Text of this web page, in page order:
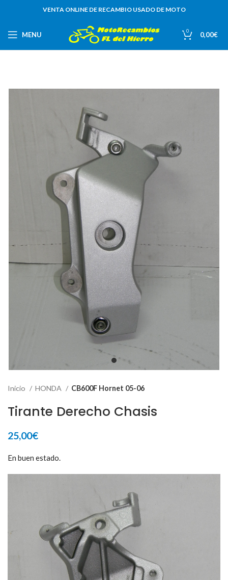
VENTA ONLINE DE RECAMBIO USADO DE MOTO
MENU 0 0,00€
Inicio HONDA CB600F Hornet 05-06
Tirante Derecho Chasis
25,00€
En buen estado.